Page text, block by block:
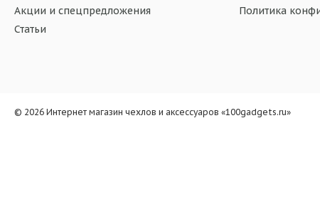
Акции и спецпредложения
Статьи
Политика
© 2026 Интернет магазин чехлов и аксессуаров «100gadgets.ru»